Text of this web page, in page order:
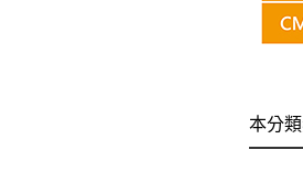
本分